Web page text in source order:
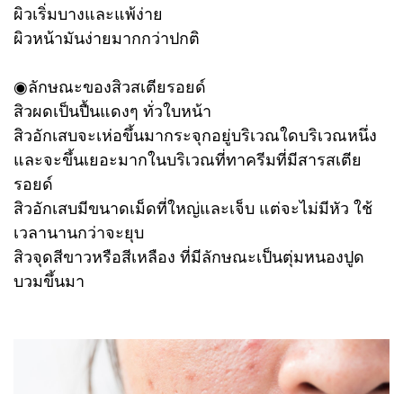
ผิวเริ่มบางและแพ้ง่าย
ผิวหน้ามันง่ายมากกว่าปกติ
◉ลักษณะของสิวสเตียรอยด์
สิวผดเป็นปื้นแดงๆ ทั่วใบหน้า
สิวอักเสบจะเห่อขึ้นมากระจุกอยู่บริเวณใดบริเวณหนึ่ง
และจะขึ้นเยอะมากในบริเวณที่ทาครีมที่มีสารสเตีย
รอยด์
สิวอักเสบมีขนาดเม็ดที่ใหญ่และเจ็บ แต่จะไม่มีหัว ใช้
เวลานานกว่าจะยุบ
สิวจุดสีขาวหรือสีเหลือง ที่มีลักษณะเป็นตุ่มหนองปูด
บวมขึ้นมา